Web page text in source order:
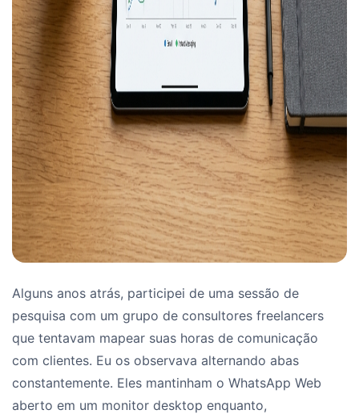
Alguns anos atrás, participei de uma sessão de
pesquisa com um grupo de consultores freelancers
que tentavam mapear suas horas de comunicação
com clientes. Eu os observava alternando abas
constantemente. Eles mantinham o WhatsApp Web
aberto em um monitor desktop enquanto,